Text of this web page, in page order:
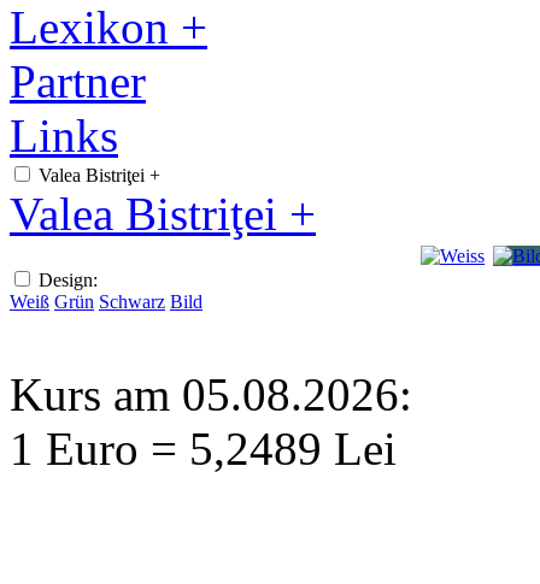
Lexikon +
Partner
Links
Valea Bistriţei +
Valea Bistriţei +
Design:
Weiß Grün Schwarz Bild
Kurs am 05.08.2026:
1 Euro = 5,2489 Lei